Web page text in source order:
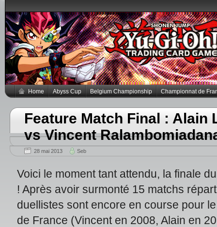
Home Abyss Cup Belgium Championship Championnat de
Feature Match Final : Alain
vs Vincent
28 mai 2013 Seb
Voici le moment tant attendu, la finale
! Après avoir surmonté 15 matchs
duellistes sont encore en course pour
de France (Vincent en 2008, Alain en